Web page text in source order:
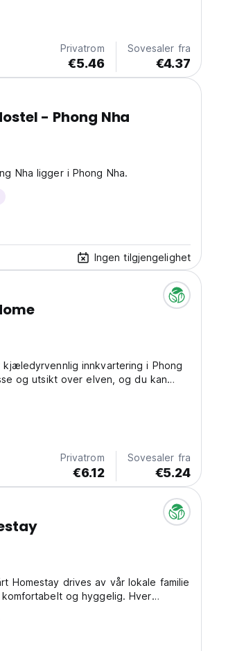
Privatrom
€5.46
Sovesaler fra
€4.37
- Phong Nha
Nha ligger i Phong Nha.
Ingen tilgjengelighet
innkvartering i Phong
og utsikt over elven, og du kan
Privatrom
€6.12
Sovesaler fra
€5.24
Homestay drives av vår lokale familie
og hyggelig. Hver
ditt eget privatliv. Omgitt av en
og en...